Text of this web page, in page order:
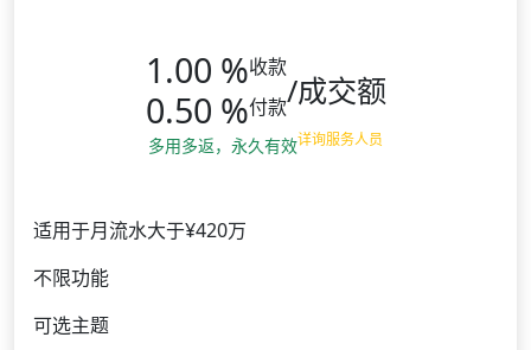
1.00 %收款
0.50 %付款/成交额
多用多返，永久有效详询服务人员
适用于月流水大于¥420万
不限功能
可选主题